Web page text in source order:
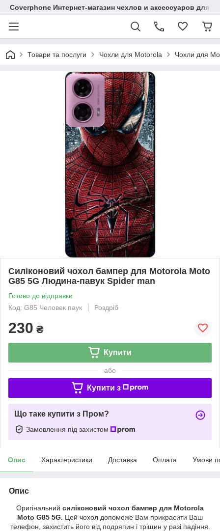
Coverphone Интернет-магазин чехлов и аксессуаров для
Товари та послуги Чохли для Motorola Чохли для
Силіконовий чохол бампер для Motorola Moto
G85 5G Людина-павук Spider man
Готово до відправки
Код: G85 Человек паук
Роздріб
230 ₴
Купити
або
Купити з
Що таке купити з Пром?
Замовлення під захистом
Опис Характеристики Доставка Оплата Умови
Опис
Оригінальний силіконовий чохол бампер для Motorola
Moto G85 5G. Цей чохол допоможе Вам прикрасити Ваш
телефон, захистить його від подряпин і тріщин у разі падіння.